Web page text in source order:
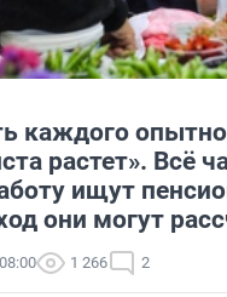
каждого
растет». Всё
ищут
они могут
1 266 2